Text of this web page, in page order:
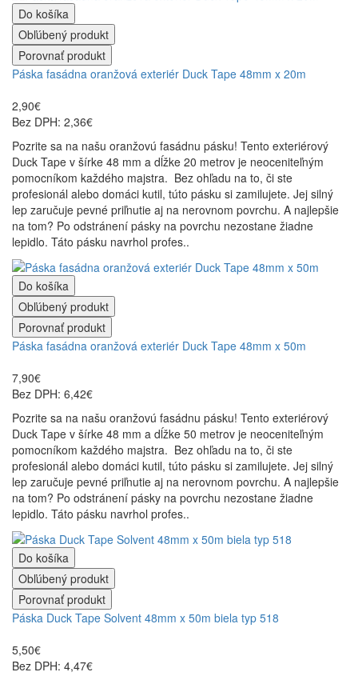
Do košíka
Obľúbený produkt
Porovnať produkt
Páska fasádna oranžová exteriér Duck Tape 48mm x 20m
2,90€
Bez DPH: 2,36€
Pozrite sa na našu oranžovú fasádnu pásku! Tento exteriérový
Duck Tape v šírke 48 mm a dĺžke 20 metrov je neoceniteľným
pomocníkom každého majstra. Bez ohľadu na to, či ste
profesionál alebo domáci kutil, túto pásku si zamilujete. Jej silný
lep zaručuje pevné priľnutie aj na nerovnom povrchu. A najlepšie
na tom? Po odstránení pásky na povrchu nezostane žiadne
lepidlo. Táto pásku navrhol profes..
Do košíka
Obľúbený produkt
Porovnať produkt
Páska fasádna oranžová exteriér Duck Tape 48mm x 50m
7,90€
Bez DPH: 6,42€
Pozrite sa na našu oranžovú fasádnu pásku! Tento exteriérový
Duck Tape v šírke 48 mm a dĺžke 50 metrov je neoceniteľným
pomocníkom každého majstra. Bez ohľadu na to, či ste
profesionál alebo domáci kutil, túto pásku si zamilujete. Jej silný
lep zaručuje pevné priľnutie aj na nerovnom povrchu. A najlepšie
na tom? Po odstránení pásky na povrchu nezostane žiadne
lepidlo. Táto pásku navrhol profes..
Do košíka
Obľúbený produkt
Porovnať produkt
Páska Duck Tape Solvent 48mm x 50m biela typ 518
5,50€
Bez DPH: 4,47€